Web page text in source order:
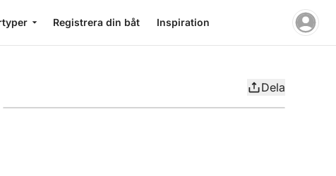
Registrera din båt Inspiration
Dela